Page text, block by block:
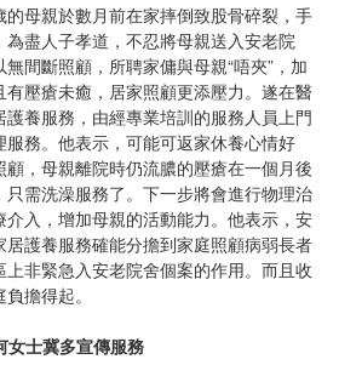
母親於數月前在家摔倒致股骨碎裂，手
盡人子孝道，不忍將母親送入安老院
間斷照顧，所聘家傭與母親“唔夾”，加
有壓瘡未癒，居家照顧更添壓力。遂在醫
養服務，由經專業培訓的服務人員上門
務。他表示，可能可返家休養心情好
，母親離院時仍流膿的壓瘡在一個月後
需洗澡服務了。下一步將會進行物理治
入，增加母親的活動能力。他表示，安
護養服務確能分擔到家庭照顧病弱長者
非緊急入安老院舍個案的作用。而且收
擔得起。
女士冀多宣傳服務